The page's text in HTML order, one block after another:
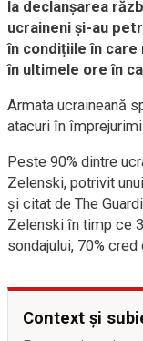
la declanșarea
ucraineni și-au
în condițiile în
în ultimele ore în
Armata ucraineană
atacuri în
Peste 90% dintre
Zelenski, potrivit
și citat de The
Zelenski în timp ce
sondajului, 70%
Context și